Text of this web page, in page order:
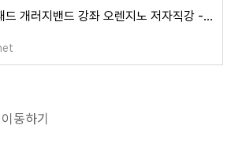
아이패드 개러지밴드 강좌 오렌지노 저자직강 - 오렌지노 OranJino | 음악, 책, 강의
동하기